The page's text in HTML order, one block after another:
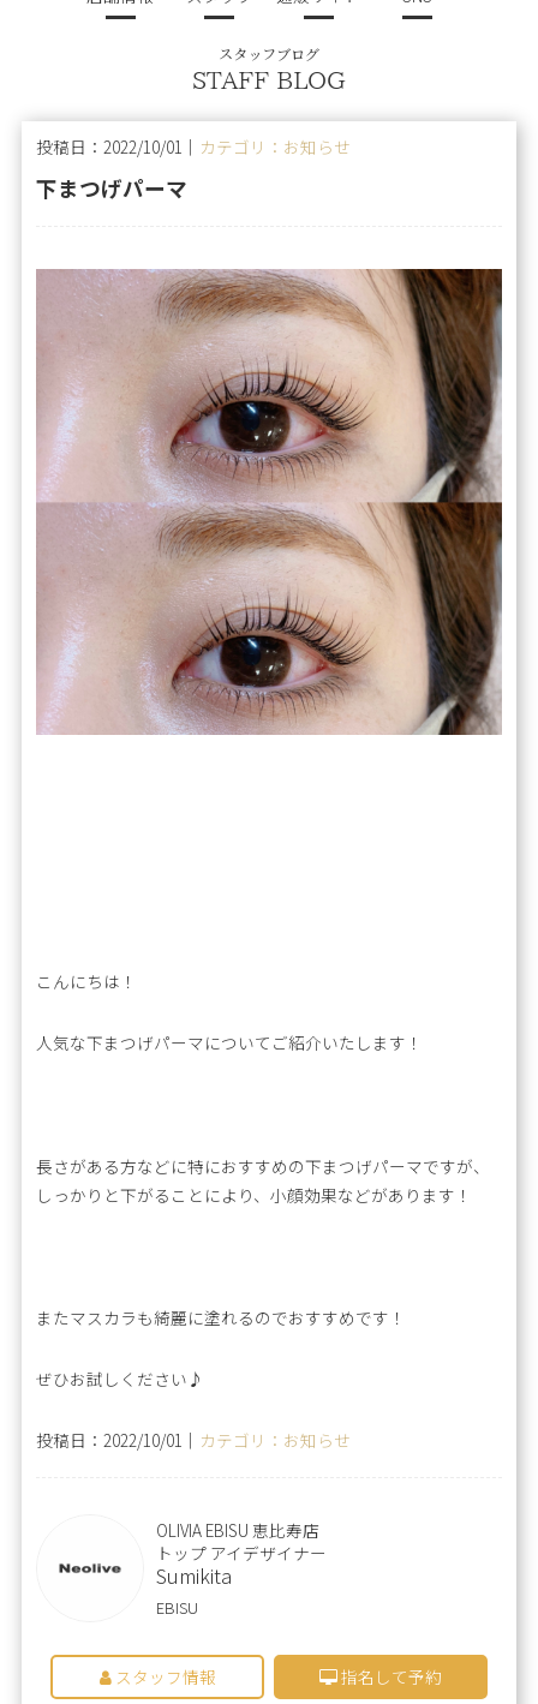
スタッフブログ
STAFF BLOG
投稿日：2022/10/01｜ カテゴリ：お知らせ
下まつげパーマ
こんにちは！
人気な下まつげパーマについてご紹介いたします！
長さがある方などに特におすすめの下まつげパーマですが、
しっかりと下がることにより、小顔効果などがあります！
またマスカラも綺麗に塗れるのでおすすめです！
ぜひお試しください♪
投稿日：2022/10/01｜ カテゴリ：お知らせ
OLIVIA EBISU 恵比寿店
トップ アイデザイナー
Sumikita
EBISU
スタッフ情報 指名して予約